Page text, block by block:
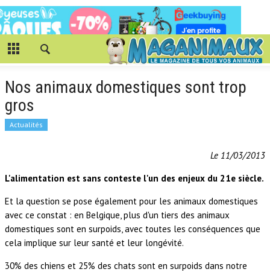
Nos animaux domestiques sont trop
gros
Actualités
Le 11/03/2013
L'alimentation est sans conteste l'un des enjeux du 21e siècle.
Et la question se pose également pour les animaux domestiques
avec ce constat : en Belgique, plus d'un tiers des animaux
domestiques sont en surpoids, avec toutes les conséquences que
cela implique sur leur santé et leur longévité.
30% des chiens et 25% des chats sont en surpoids dans notre